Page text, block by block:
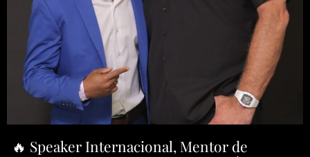
🔥 Speaker Internacional, Mentor de